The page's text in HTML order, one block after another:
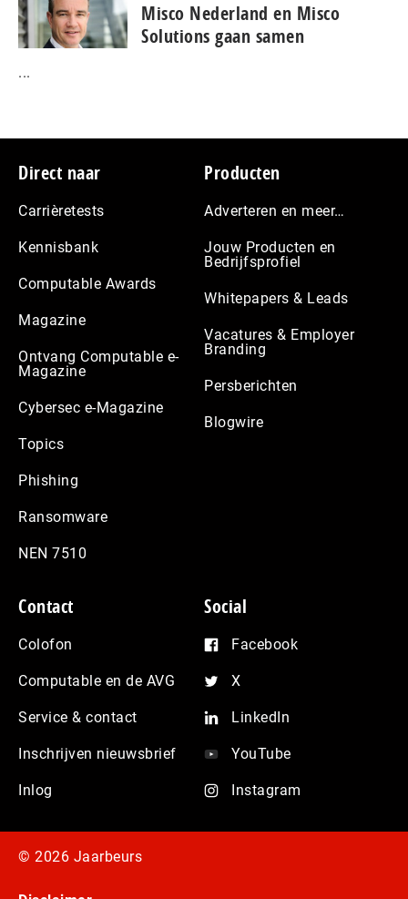
Misco Nederland en Misco
Solutions gaan samen
...
Footer
Direct naar
Carrièretests
Kennisbank
Computable Awards
Magazine
Ontvang Computable e-
Magazine
Cybersec e-Magazine
Topics
Phishing
Ransomware
NEN 7510
Producten
Adverteren en meer…
Jouw Producten en
Bedrijfsprofiel
Whitepapers & Leads
Vacatures & Employer
Branding
Persberichten
Blogwire
Contact
Colofon
Computable en de AVG
Service & contact
Inschrijven nieuwsbrief
Inlog
Social
Facebook
X
LinkedIn
YouTube
Instagram
© 2026 Jaarbeurs